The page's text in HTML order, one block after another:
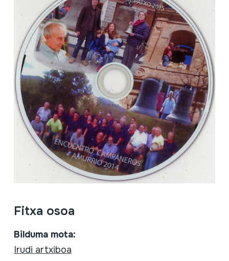
Fitxa osoa
Bilduma mota:
Irudi artxiboa